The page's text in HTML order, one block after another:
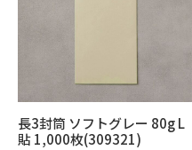
長3封筒 ソフトグレー 80g L
貼 1,000枚(309321)